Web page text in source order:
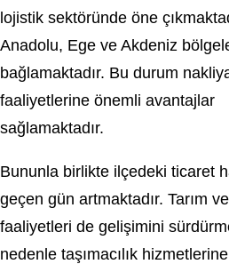
lojistik sektöründe öne
Anadolu, Ege ve Akdeniz
bağlamaktadır. Bu durum
faaliyetlerine önemli avantajlar
sağlamaktadır.
Bununla birlikte ilçedeki ticaret
geçen gün artmaktadır. Tarım
faaliyetleri de gelişimini
nedenle taşımacılık